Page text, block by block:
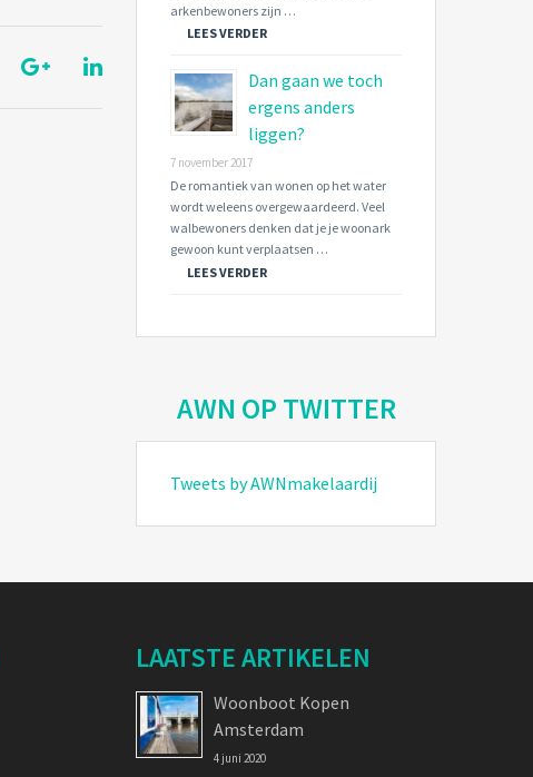
arkenbewoners zijn …
LEES VERDER
Dan gaan we toch
ergens anders
liggen?
7 november 2017
De romantiek van wonen op het water
wordt weleens overgewaardeerd. Veel
walbewoners denken dat je je woonark
gewoon kunt verplaatsen …
LEES VERDER
AWN OP TWITTER
Tweets by AWNmakelaardij
LAATSTE ARTIKELEN
Woonboot Kopen
Amsterdam
4 juni 2020